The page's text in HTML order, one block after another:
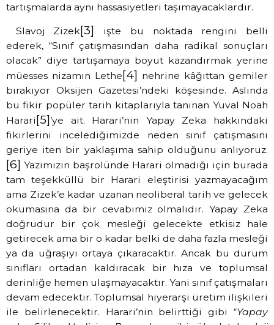
tartışmalarda aynı hassasiyetleri taşımayacaklardır.
Slavoj Zizek[3] işte bu noktada rengini belli
ederek, “Sınıf çatışmasından daha radikal sonuçları
olacak” diye tartışamaya boyut kazandırmak yerine
müesses nizamın Lethe[4] nehrine kâğıttan gemiler
bırakıyor Oksijen Gazetesi’ndeki köşesinde. Aslında
bu fikir popüler tarih kitaplarıyla tanınan Yuval Noah
Harari[5]’ye ait. Harari’nin Yapay Zeka hakkındaki
fikirlerini incelediğimizde neden sınıf çatışmasını
geriye iten bir yaklaşıma sahip olduğunu anlıyoruz.
[6] Yazımızın başrolünde Harari olmadığı için burada
tam teşekküllü bir Harari eleştirisi yazmayacağım
ama Zizek’e kadar uzanan neoliberal tarih ve gelecek
okumasına da bir cevabımız olmalıdır. Yapay Zeka
doğrudur bir çok mesleği gelecekte etkisiz hale
getirecek ama bir o kadar belki de daha fazla mesleği
ya da uğraşıyı ortaya çıkaracaktır. Ancak bu durum
sınıfları ortadan kaldıracak bir hıza ve toplumsal
derinliğe hemen ulaşmayacaktır. Yani sınıf çatışmaları
devam edecektir. Toplumsal hiyerarşi üretim ilişkileri
ile belirlenecektir. Harari’nin belirttiği gibi “Yapay